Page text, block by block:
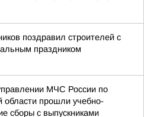
поздравил строителей с
праздником
МЧС России по
области прошли учебно-
сборы с выпускниками